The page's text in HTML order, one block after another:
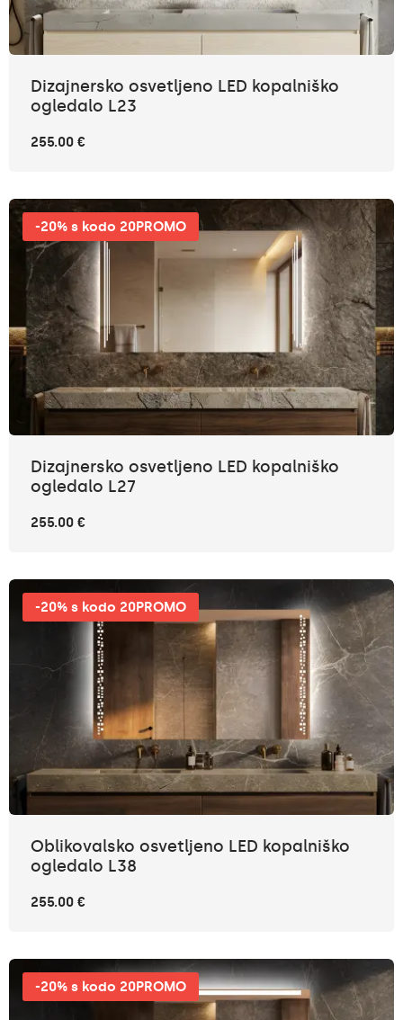
Dizajnersko osvetljeno LED kopalniško
ogledalo L23
255.00 €
-20% s kodo 20PROMO
Dizajnersko osvetljeno LED kopalniško
ogledalo L27
255.00 €
-20% s kodo 20PROMO
Oblikovalsko osvetljeno LED kopalniško
ogledalo L38
255.00 €
-20% s kodo 20PROMO